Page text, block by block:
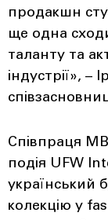
продакшн
ще одна
таланту та
індустрії», –
Співпраця
подія UFW
український
колекцію у